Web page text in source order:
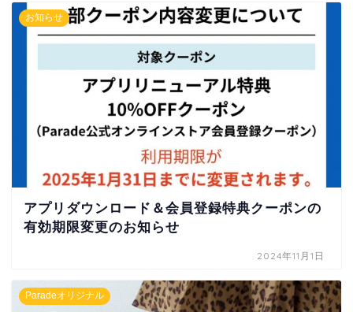
お知らせ
アプリダウンロード＆会員登録特典クーポンの
有効期限変更のお知らせ
2024年11月1日
Paradeオリジナル